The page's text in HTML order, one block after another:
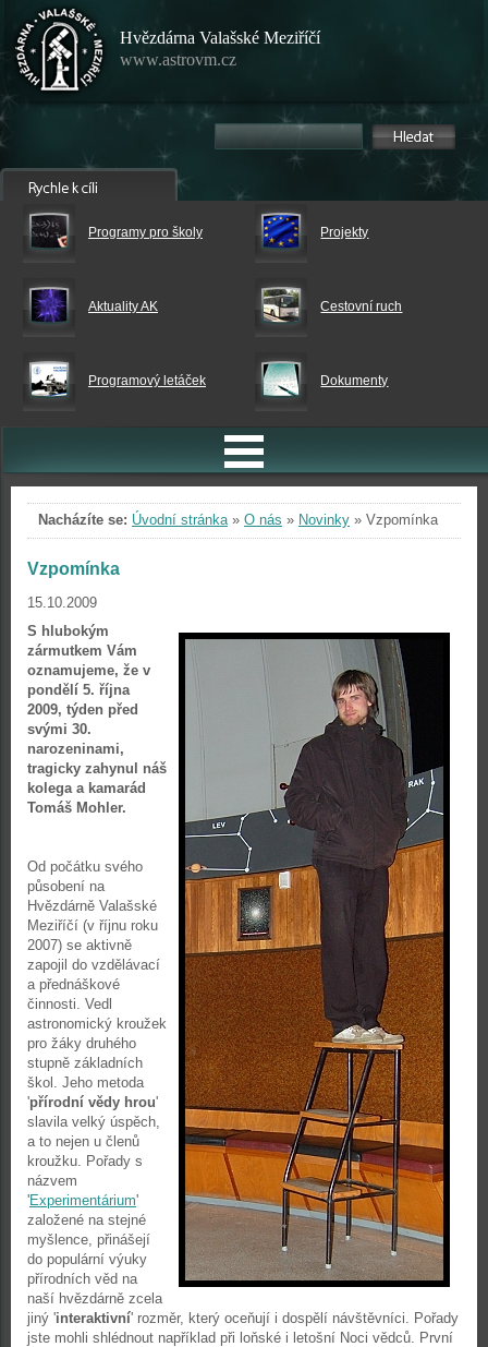
Hvězdárna Valašské Meziříčí
www.astrovm.cz
Programy pro školy Projekty
Aktuality AK Cestovní ruch
Programový letáček Dokumenty
Nacházíte se: Úvodní stránka» O nás » Novinky » Vzpomínka
Vzpomínka
15.10.2009
S hlubokým
zármutkem Vám
oznamujeme, že v
pondělí 5. října
2009, týden před
svými 30.
narozeninami,
tragicky zahynul náš
kolega a kamarád
Tomáš Mohler.
Od počátku svého
působení na
Hvězdárně Valašské
Meziříčí (v říjnu roku
2007) se aktivně
zapojil do vzdělávací
a přednáškové
činnosti. Vedl
astronomický kroužek
pro žáky druhého
stupně základních
škol. Jeho metoda
'přírodní vědy hrou'
slavila velký úspěch,
a to nejen u členů
kroužku. Pořady s
názvem
'Experimentárium'
založené na stejné
myšlence, přinášejí
do populární výuky
přírodních věd na
naší hvězdárně zcela
jiný 'interaktivní' rozměr, který oceňují i dospělí návštěvníci. Pořady
jste mohli shlédnout například při loňské i letošní Noci vědců. První